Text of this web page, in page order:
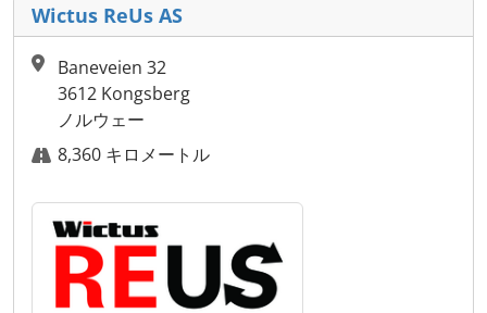
Wictus ReUs AS
Baneveien 32
3612 Kongsberg
ノルウェー
8,360 キロメートル